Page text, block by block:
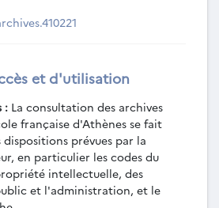
et d'utilisation
: La consultation des archives
française d'Athènes se fait
prévues par la
en particulier les codes du
intellectuelle, des
et l'administration, et le